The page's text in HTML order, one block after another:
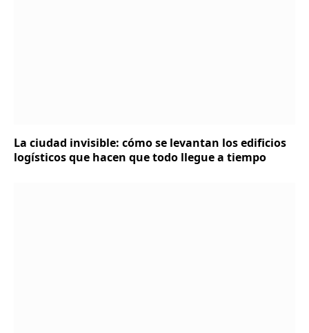
La ciudad invisible: cómo se levantan los edificios
logísticos que hacen que todo llegue a tiempo